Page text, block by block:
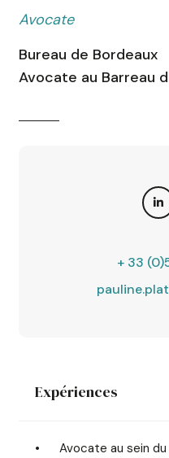
Avocate
Bureau de Bordeaux
Avocate au Barreau
+ 33
Expériences
Avocate au sein